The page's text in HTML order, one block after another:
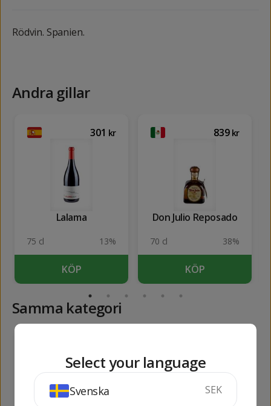
Rödvin. Spanien.
Andra gillar
301 kr
Lalama
75 cl 13%
KÖP
839 kr
Don Julio Reposado
70 cl 38%
KÖP
Samma kategori
Select your language
Svenska SEK